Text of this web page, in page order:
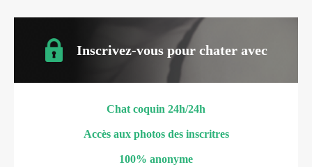
Inscrivez-vous pour chater avec
Chat coquin 24h/24h
Accès aux photos des inscritres
100% anonyme